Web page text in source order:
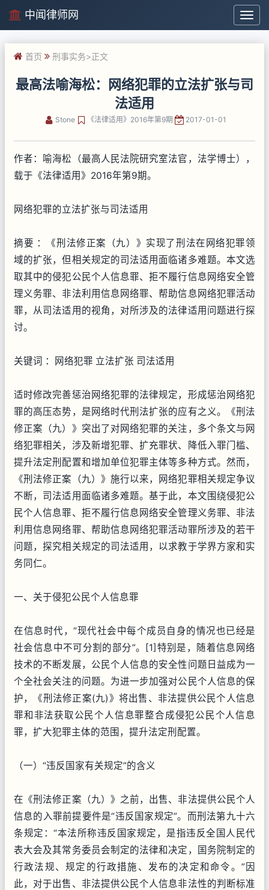
中
闻
律
中闻律师网
首页 刑事实务>正文
最高法喻海松：网络犯罪的立法扩张与司
法适用
Stone 《法律适用》2016年第9期 2017-01-01
作者：喻海松（最高人民法院研究室法官，法学博士），
载于《法律适用》2016年第9期。
网络犯罪的立法扩张与司法适用
摘要 ：《刑法修正案（九）》实现了刑法在网络犯罪领
域的扩张，但相关规定的司法适用面临诸多难题。本文选
取其中的侵犯公民个人信息罪、拒不履行信息网络安全管
理义务罪、非法利用信息网络罪、帮助信息网络犯罪活动
罪，从司法适用的视角，对所涉及的法律适用问题进行探
讨。
关键词 ：网络犯罪 立法扩张 司法适用
适时修改完善惩治网络犯罪的法律规定，形成惩治网络犯
罪的高压态势，是网络时代刑法扩张的应有之义。《刑法
修正案（九）》突出了对网络犯罪的关注，多个条文与网
络犯罪相关，涉及新增犯罪、扩充罪状、降低入罪门槛、
提升法定刑配置和增加单位犯罪主体等多种方式。然而，
《刑法修正案（九）》施行以来，网络犯罪相关规定争议
不断，司法适用面临诸多难题。基于此，本文围绕侵犯公
民个人信息罪、拒不履行信息网络安全管理义务罪、非法
利用信息网络罪、帮助信息网络犯罪活动罪所涉及的若干
问题，探究相关规定的司法适用，以求教于学界方家和实
务同仁。
一、关于侵犯公民个人信息罪
在信息时代，“现代社会中每个成员自身的情况也已经是
社会信息中不可分割的部分”。[1]特别是，随着信息网络
技术的不断发展，公民个人信息的安全性问题日益成为一
个全社会关注的问题。为进一步加强对公民个人信息的保
护，《刑法修正案(九)》将出售、非法提供公民个人信息
罪和非法获取公民个人信息罪整合成侵犯公民个人信息
罪，扩大犯罪主体的范围，提升法定刑配置。
（一）“违反国家有关规定”的含义
在《刑法修正案（九）》之前，出售、非法提供公民个人
信息的入罪前提要件是“违反国家规定”。而刑法第九十六
条规定：“本法所称违反国家规定，是指违反全国人民代
表大会及其常务委员会制定的法律和决定，国务院制定的
行政法规、规定的行政措施、发布的决定和命令。”因
此，对于出售、非法提供公民个人信息非法性的判断标准